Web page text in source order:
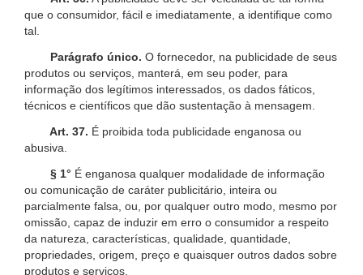
que o consumidor, fácil e imediatamente, a identifique como
tal.
Parágrafo único. O fornecedor, na publicidade de seus
produtos ou serviços, manterá, em seu poder, para
informação dos legítimos interessados, os dados fáticos,
técnicos e científicos que dão sustentação à mensagem.
Art. 37. É proibida toda publicidade enganosa ou
abusiva.
§ 1° É enganosa qualquer modalidade de informação
ou comunicação de caráter publicitário, inteira ou
parcialmente falsa, ou, por qualquer outro modo, mesmo por
omissão, capaz de induzir em erro o consumidor a respeito
da natureza, características, qualidade, quantidade,
propriedades, origem, preço e quaisquer outros dados sobre
produtos e serviços.